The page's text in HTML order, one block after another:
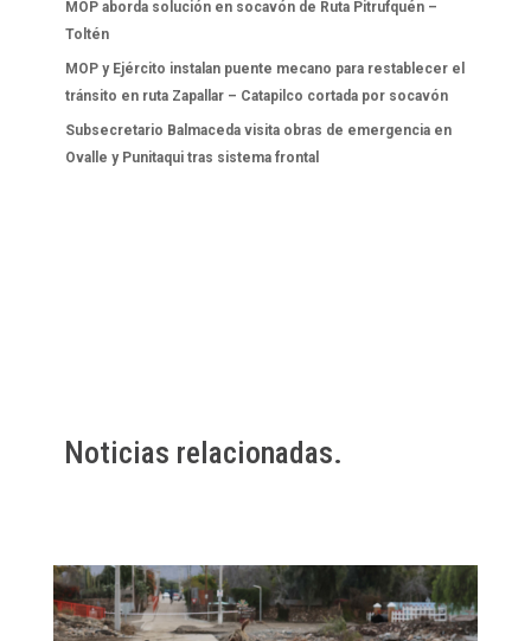
MOP aborda solución en socavón de Ruta Pitrufquén –
Toltén
MOP y Ejército instalan puente mecano para restablecer el
tránsito en ruta Zapallar – Catapilco cortada por socavón
Subsecretario Balmaceda visita obras de emergencia en
Ovalle y Punitaqui tras sistema frontal
Noticias relacionadas.